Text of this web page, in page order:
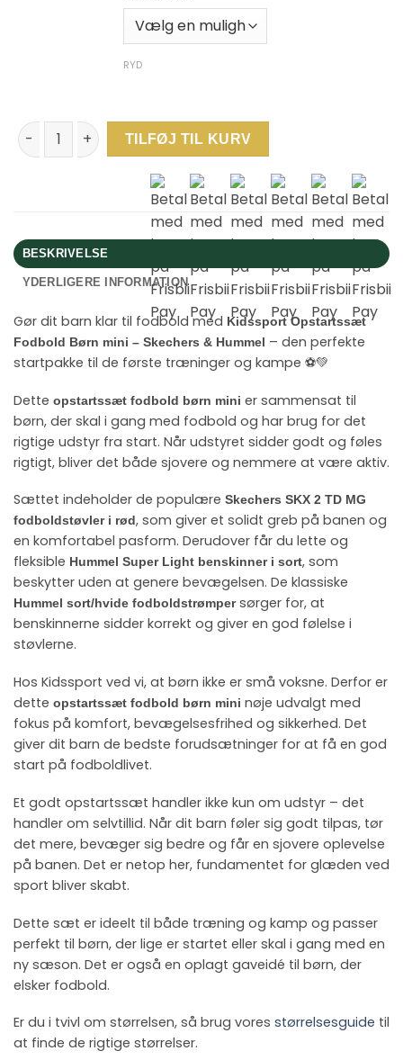
RYD
Kidssport Opstartssæt Fodbold Børn Mini - Skechers &
TILFØJ TIL KURV
BESKRIVELSE
YDERLIGERE INFORMATION
Gør dit barn klar til fodbold med Kidssport Opstartssæt
Fodbold Børn mini – Skechers & Hummel – den perfekte
startpakke til de første træninger og kampe ⚽️💚
Dette opstartssæt fodbold børn mini er sammensat til
børn, der skal i gang med fodbold og har brug for det
rigtige udstyr fra start. Når udstyret sidder godt og føles
rigtigt, bliver det både sjovere og nemmere at være aktiv.
Sættet indeholder de populære Skechers SKX 2 TD MG
fodboldstøvler i rød, som giver et solidt greb på banen og
en komfortabel pasform. Derudover får du lette og
fleksible Hummel Super Light benskinner i sort, som
beskytter uden at genere bevægelsen. De klassiske
Hummel sort/hvide fodboldstrømpersørger for, at
benskinnerne sidder korrekt og giver en god følelse i
støvlerne.
Hos Kidssport ved vi, at børn ikke er små voksne. Derfor er
dette opstartssæt fodbold børn mini nøje udvalgt med
fokus på komfort, bevægelsesfrihed og sikkerhed. Det
giver dit barn de bedste forudsætninger for at få en god
start på fodboldlivet.
Et godt opstartssæt handler ikke kun om udstyr – det
handler om selvtillid. Når dit barn føler sig godt tilpas, tør
det mere, bevæger sig bedre og får en sjovere oplevelse
på banen. Det er netop her, fundamentet for glæden ved
sport bliver skabt.
Dette sæt er ideelt til både træning og kamp og passer
perfekt til børn, der lige er startet eller skal i gang med en
ny sæson. Det er også en oplagt gaveidé til børn, der
elsker fodbold.
Er du i tvivl om størrelsen, så brug vores størrelsesguide til
at finde de rigtige størrelser.